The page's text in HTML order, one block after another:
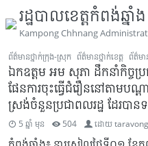
រដ្ឋបាលខេត្តកំពង់ឆ្នាំង
Kampong Chhnang
ព័ត៌មានថ្នាក់ក្រុង-ស្រុក ព័ត៌មានថ្នាក់ខេត្ត ព័ត៌មា
ឯកឧត្តម អម សុភា ដឹកនាំកិច្ចប្រ
ផែនការចុះធ្វើជំរឿននៅតាមប
ស្រង់ចំនួនប្រជាពលរដ្ឋ ដែរបា
5 ឆ្នាំ មុន 504 ដោយtaravong